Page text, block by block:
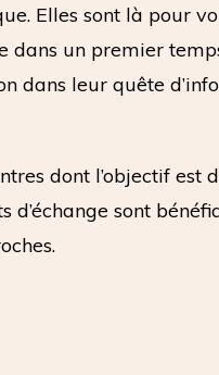
Elles sont là pour
dans un premier
dans leur quête
dont l’objectif est
sont